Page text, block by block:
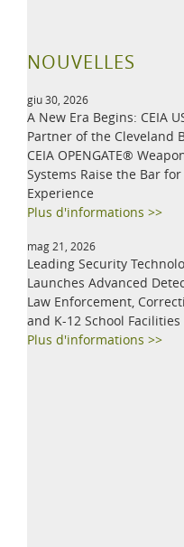
NOUVELLES
giu 30, 2026
A New Era Begins: CEIA
Partner of the Cleveland
CEIA OPENGATE®
Systems Raise the Bar
Experience
Plus d'informations >>
mag 21, 2026
Leading Security
Launches Advanced
Law Enforcement,
and K-12 School Facilities
Plus d'informations >>